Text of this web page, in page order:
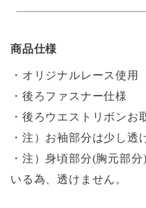
商品仕様
・オリジナルレース使用
・後ろファスナー仕様
・後ろウエストリボンお
・注）お袖部分は少し透
・注）身頃部分(胸元部
いる為、透けません。